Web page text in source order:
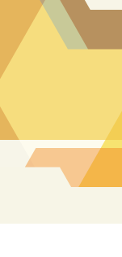
Przejdź
treści